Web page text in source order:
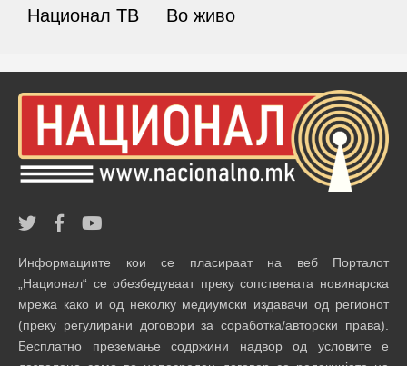
Национал ТВ Во живо
Информациите кои се пласираат на веб Порталот
„Национал“ се обезбедуваат преку сопствената новинарска
мрежа како и од неколку медиумски издавачи од регионот
(преку регулирани договори за соработка/авторски права).
Бесплатно преземање содржини надвор од условите е